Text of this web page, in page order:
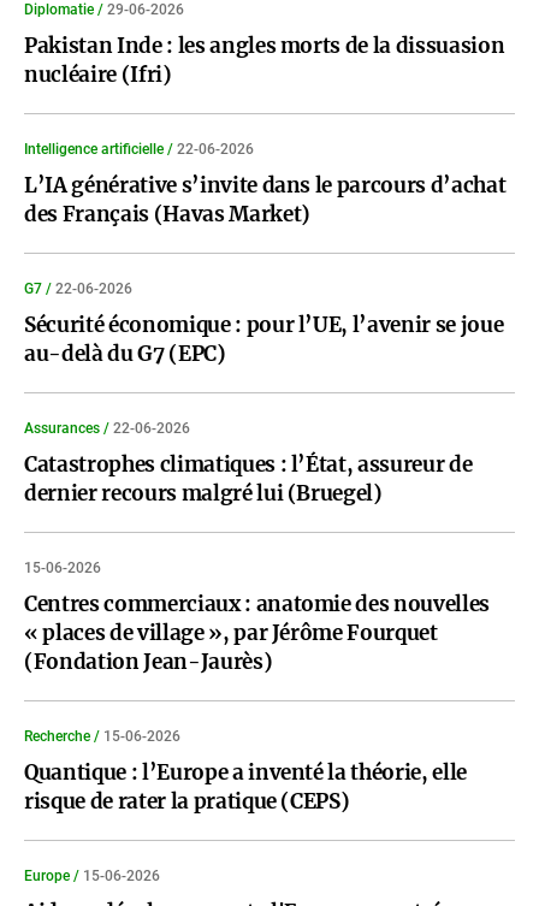
Diplomatie / 29-06-2026
Pakistan Inde : les angles morts de la dissuasion
nucléaire (Ifri)
Intelligence artificielle / 22-06-2026
L’IA générative s’invite dans le parcours d’achat
des Français (Havas Market)
G7 / 22-06-2026
Sécurité économique : pour l’UE, l’avenir se joue
au-delà du G7 (EPC)
Assurances / 22-06-2026
Catastrophes climatiques : l’État, assureur de
dernier recours malgré lui (Bruegel)
15-06-2026
Centres commerciaux : anatomie des nouvelles
« places de village », par Jérôme Fourquet
(Fondation Jean-Jaurès)
Recherche / 15-06-2026
Quantique : l’Europe a inventé la théorie, elle
risque de rater la pratique (CEPS)
Europe / 15-06-2026